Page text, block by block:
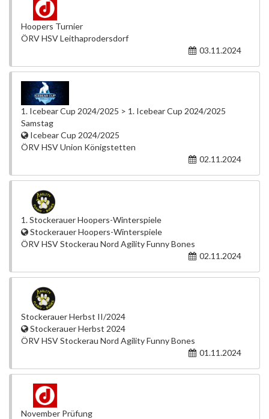
Hoopers Turnier
ÖRV HSV Leithaprodersdorf
03.11.2024
1. Icebear Cup 2024/2025 > 1. Icebear Cup 2024/2025
Samstag
Icebear Cup 2024/2025
ÖRV HSV Union Königstetten
02.11.2024
1. Stockerauer Hoopers-Winterspiele
Stockerauer Hoopers-Winterspiele
ÖRV HSV Stockerau Nord Agility Funny Bones
02.11.2024
Stockerauer Herbst II/2024
Stockerauer Herbst 2024
ÖRV HSV Stockerau Nord Agility Funny Bones
01.11.2024
November Prüfung